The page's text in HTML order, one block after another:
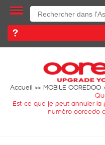
Accueil
MOBILE OOREDOO
Est-ce que je peut annuler la
numéro ooreedo